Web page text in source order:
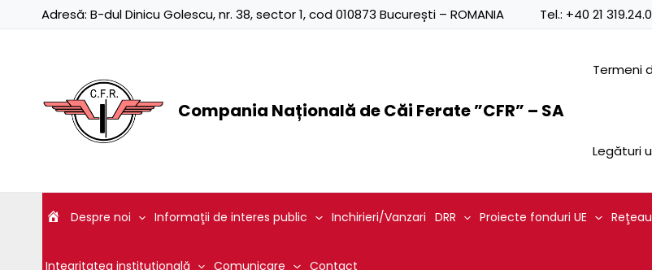
Adresă: B-dul Dinicu Golescu, nr. 38, sector 1, cod 010873 București – ROMANIA Tel.: +40 21
Compania Națională de Căi Ferate ”CFR” – SA
Termeni
Legături
Despre noi Informaţii de interes public Inchirieri/Vanzari DRR Proiecte fonduri UE
Integritatea instituțională Comunicare Contact